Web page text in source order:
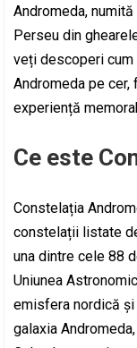
Andromeda,
Perseu din
veți descoperi
Andromeda pe
experiență
Ce este
Constelația
constelații listate
una dintre cele 88
Uniunea
emisfera nordică
galaxia